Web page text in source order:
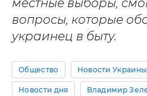
местные выборы,
вопросы, которые
украинец в быту.
Общество Новости Украины
Новости дня Владимир